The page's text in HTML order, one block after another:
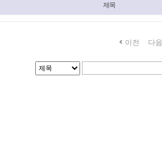
제목
이전
다음